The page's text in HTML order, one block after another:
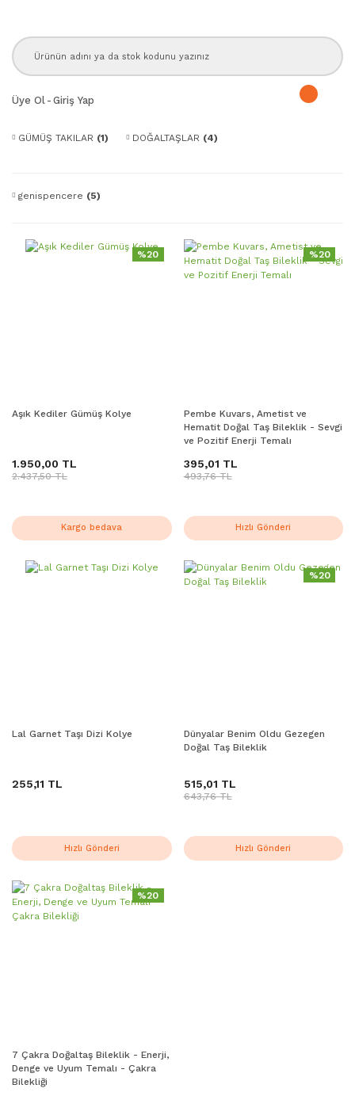
Üye Ol - Giriş Yap
GÜMÜŞ TAKILAR (1) DOĞALTAŞLAR (4)
genispencere (5)
%20
Aşık Kediler Gümüş Kolye
1.950,00 TL
2.437,50 TL
Kargo bedava
%20
Pembe Kuvars, Ametist ve
Hematit Doğal Taş Bileklik - Sevgi
ve Pozitif Enerji Temalı
395,01 TL
493,76 TL
Hızlı Gönderi
Lal Garnet Taşı Dizi Kolye
255,11 TL
Hızlı Gönderi
%20
Dünyalar Benim Oldu Gezegen
Doğal Taş Bileklik
515,01 TL
643,76 TL
Hızlı Gönderi
%20
7 Çakra Doğaltaş Bileklik - Enerji,
Denge ve Uyum Temalı - Çakra
Bilekliği